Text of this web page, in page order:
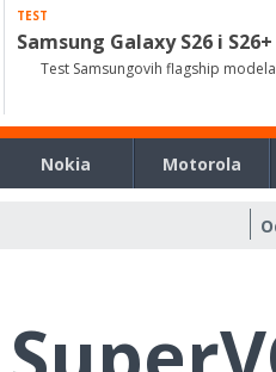
TEST
Samsung Galaxy S26 i S26+
Test Samsungovih flagship modela
Nokia Motorola